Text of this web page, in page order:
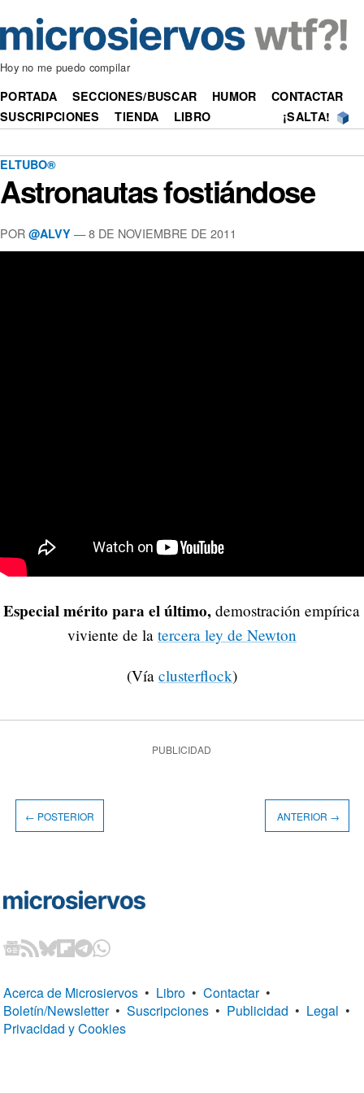
Hoy no me puedo compilar
PORTADA SECCIONES/BUSCAR HUMOR
CONTACTAR
SUSCRIPCIONES
TIENDA LIBRO ¡SALTA!
ELTUBO®
Astronautas fostiándose
POR @ALVY —8 DE NOVIEMBRE DE 2011
Especial mérito para el último, demostración empírica
viviente de la tercera ley de Newton
(Vía clusterflock)
PUBLICIDAD
← POSTERIOR ANTERIOR →
Acerca de Microsiervos • Libro • Contactar •
Boletín/Newsletter • Suscripciones • Publicidad • Legal •
Privacidad y Cookies